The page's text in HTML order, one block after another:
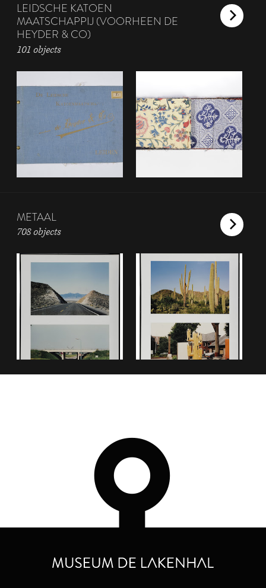
LEIDSCHE KATOEN
MAATSCHAPPIJ (VOORHEEN DE
HEYDER & CO)
101 objects
METAAL
708 objects